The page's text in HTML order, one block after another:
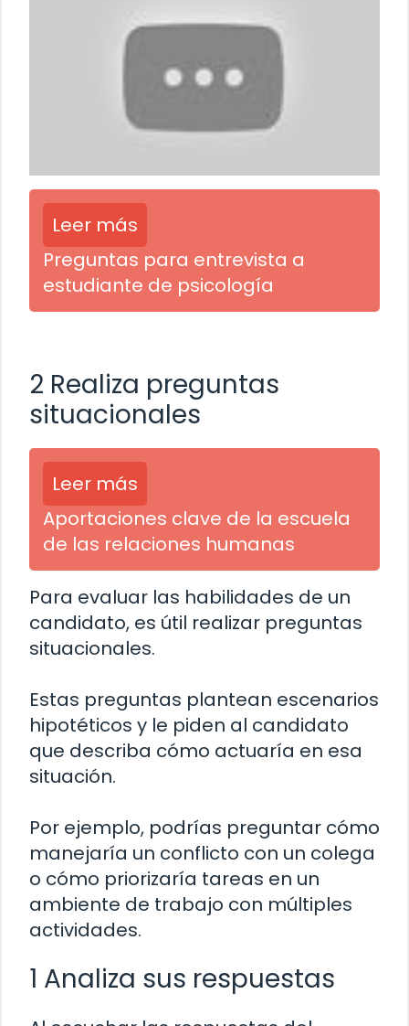
Leer más
Preguntas para entrevista a
estudiante de psicología
2 Realiza preguntas
situacionales
Leer más
Aportaciones clave de la escuela
de las relaciones humanas
Para evaluar las habilidades de un
candidato, es útil realizar preguntas
situacionales.
Estas preguntas plantean escenarios
hipotéticos y le piden al candidato
que describa cómo actuaría en esa
situación.
Por ejemplo, podrías preguntar cómo
manejaría un conflicto con un colega
o cómo priorizaría tareas en un
ambiente de trabajo con múltiples
actividades.
1 Analiza sus respuestas